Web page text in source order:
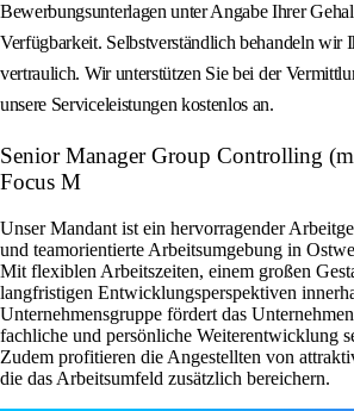
Bewerbungsunterlagen unter Angabe Ihrer
Verfügbarkeit. Selbstverständlich behandeln wir
vertraulich. Wir unterstützen Sie bei der
unsere Serviceleistungen kostenlos an.
Senior Manager Group Controlling
Focus M
Unser Mandant ist ein hervorragender
und teamorientierte Arbeitsumgebung in
Mit flexiblen Arbeitszeiten, einem großen
langfristigen Entwicklungsperspektiven
Unternehmensgruppe fördert das
fachliche und persönliche Weiterentwicklung
Zudem profitieren die Angestellten von
die das Arbeitsumfeld zusätzlich bereichern.